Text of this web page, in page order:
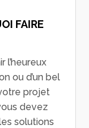
FAIRE
l’heureux
ou d’un bel
projet
devez
solutions